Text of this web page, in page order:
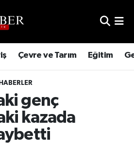
Çevre ve Tarım Eğitim
genç
kazada
ve Fikstür